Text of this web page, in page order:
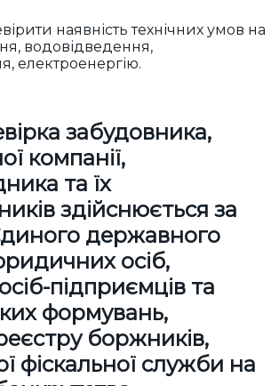
наявність технічних умов на
водовідведення,
електроенергію.
забудовника,
компанії,
та їх
здійснюється за
державного
осіб,
підприємців та
формувань,
боржників,
фіскальної служби на